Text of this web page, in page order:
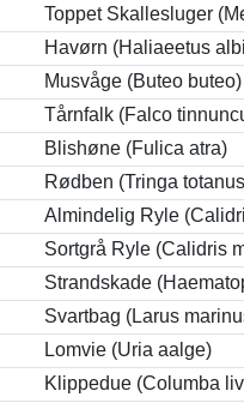
Toppet Skallesluger
Havørn (Haliaeetus
Musvåge (Buteo buteo)
Tårnfalk (Falco
Blishøne (Fulica atra)
Rødben (Tringa
Almindelig Ryle
Sortgrå Ryle (Calidris
Strandskade
Svartbag (Larus
Lomvie (Uria aalge)
Klippedue (Columba